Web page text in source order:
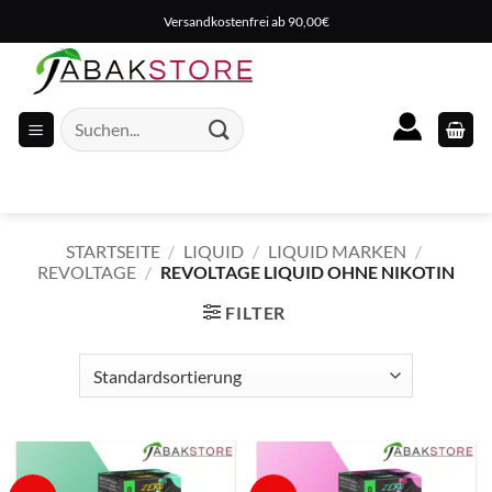
Inhalt
springen
Versandkostenfrei ab 90,00€
Suche
nach:
STARTSEITE / LIQUID / LIQUID MARKEN /
REVOLTAGE / REVOLTAGE LIQUID OHNE NIKOTIN
FILTER